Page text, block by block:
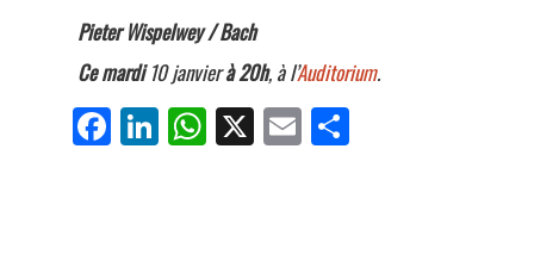
Pieter Wispelwey / Bach
Ce mardi10 janvierà 20h, à l’Auditorium.
Fa
ce
Li
nk
W
ha
X E
m
Pa
rt